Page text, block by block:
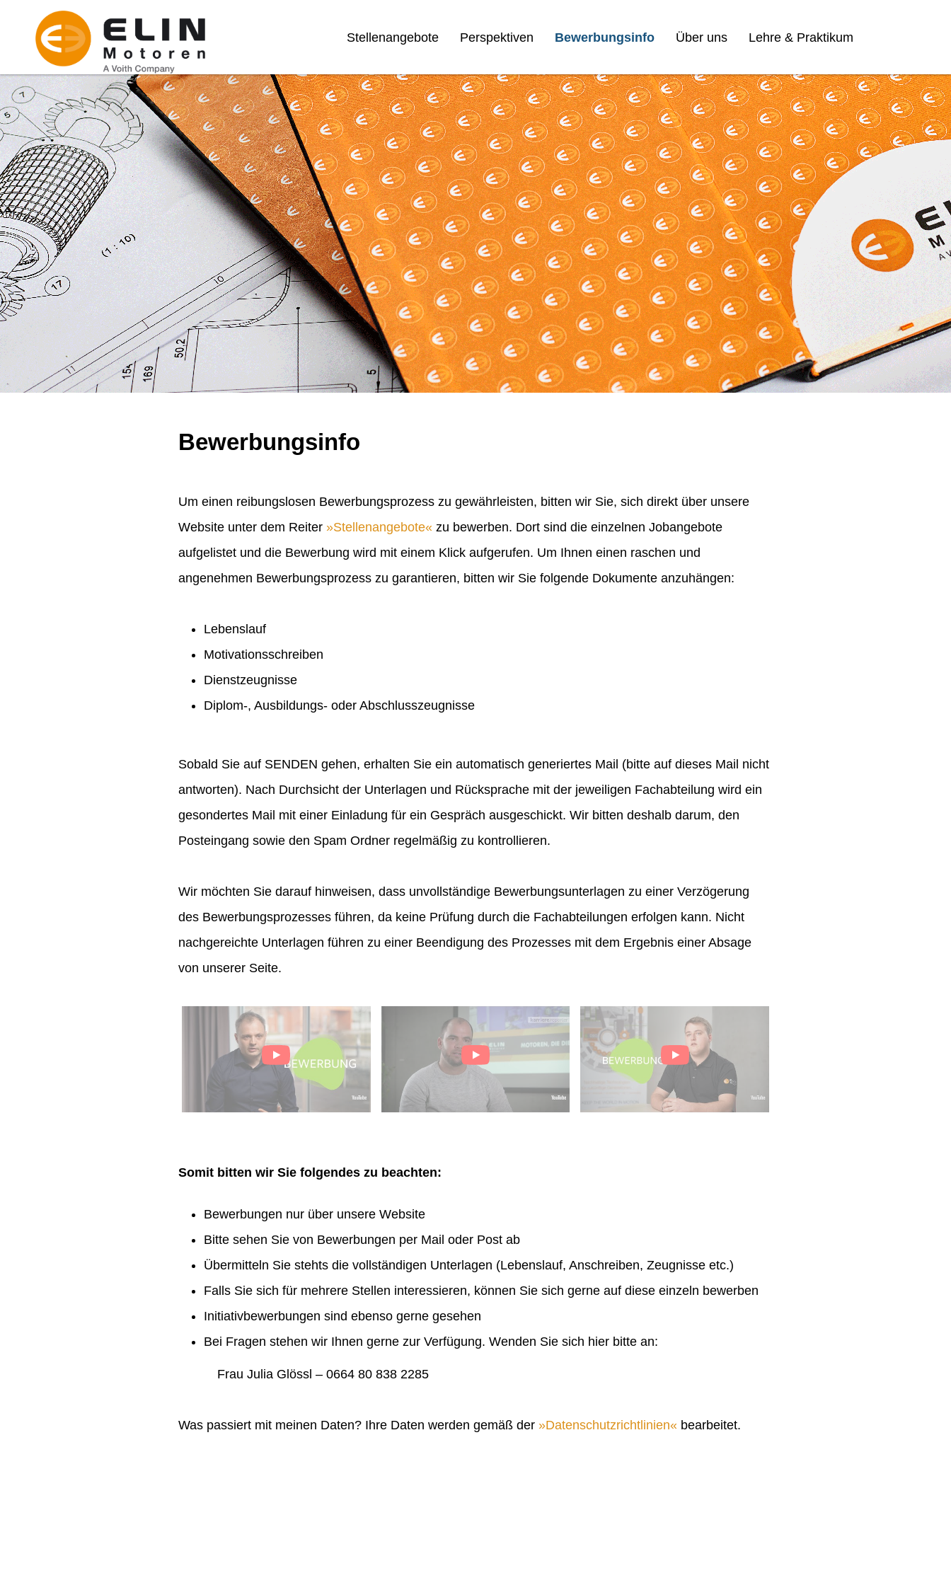
Stellenangebote Perspektiven Bewerbungsinfo Über uns Lehre & Praktikum
Bewerbungsinfo
Um einen reibungslosen Bewerbungsprozess zu gewährleisten, bitten wir Sie, sich direkt über unsere
Website unter dem Reiter
Stellenangebote
zu bewerben. Dort sind die einzelnen Jobangebote
aufgelistet und die Bewerbung wird mit einem Klick aufgerufen. Um Ihnen einen raschen und
angenehmen Bewerbungsprozess zu garantieren, bitten wir Sie folgende Dokumente anzuhängen:
Lebenslauf
Motivationsschreiben
Dienstzeugnisse
Diplom-, Ausbildungs- oder Abschlusszeugnisse
Sobald Sie auf SENDEN gehen, erhalten Sie ein automatisch generiertes Mail (bitte auf dieses Mail nicht
antworten). Nach Durchsicht der Unterlagen und Rücksprache mit der jeweiligen Fachabteilung wird ein
gesondertes Mail mit einer Einladung für ein Gespräch ausgeschickt. Wir bitten deshalb darum, den
Posteingang sowie den Spam Ordner regelmäßig zu kontrollieren.
Wir möchten Sie darauf hinweisen, dass unvollständige Bewerbungsunterlagen zu einer Verzögerung
des Bewerbungsprozesses führen, da keine Prüfung durch die Fachabteilungen erfolgen kann. Nicht
nachgereichte Unterlagen führen zu einer Beendigung des Prozesses mit dem Ergebnis einer Absage
von unserer Seite.
Somit bitten wir Sie folgendes zu beachten:
Bewerbungen nur über unsere Website
Bitte sehen Sie von Bewerbungen per Mail oder Post ab
Übermitteln Sie stehts die vollständigen Unterlagen (Lebenslauf, Anschreiben, Zeugnisse etc.)
Falls Sie sich für mehrere Stellen interessieren, können Sie sich gerne auf diese einzeln bewerben
Initiativbewerbungen sind ebenso gerne gesehen
Bei Fragen stehen wir Ihnen gerne zur Verfügung. Wenden Sie sich hier bitte an:
Frau Julia Glössl – 0664 80 838 2285
Was passiert mit meinen Daten? Ihre Daten werden gemäß der Datenschutzrichtlinien bearbeitet.